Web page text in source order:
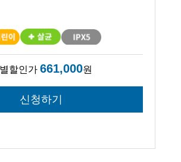
할인가 661,000원